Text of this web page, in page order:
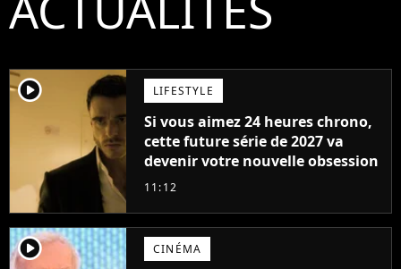
player2 LIFESTYLE
Si vous aimez 24 heures chrono,
cette future série de 2027 va
devenir votre nouvelle obsession
11:12
player2 CINÉMA